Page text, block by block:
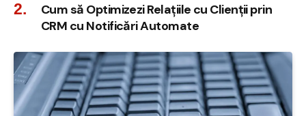
Cum să Optimizezi Relațiile cu Clienții prin
CRM cu Notificări Automate